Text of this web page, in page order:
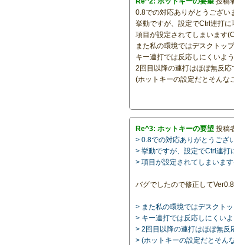
0.8での対応ありがとうござい
挙動ですが、設定でCtrl連打
項目が設定されてしまいます
また私の環境ではデスクトッ
キー連打では反応しにくいよ
2回目以降の連打はほぼ無反応
(ホットキーの設定だとそんな
Re^3: ホットキーの要望 投稿
> 0.8での対応ありがとうござ
> 挙動ですが、設定でCtrl連打
> 項目が設定されてしまいま
バグでしたので修正して
> また私の環境ではデスクト
> キー連打では反応しにくい
> 2回目以降の連打はほぼ無反
> (ホットキーの設定だとそん